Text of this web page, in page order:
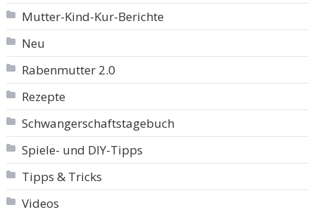
Mutter-Kind-Kur-Berichte
Neu
Rabenmutter 2.0
Rezepte
Schwangerschaftstagebuch
Spiele- und DIY-Tipps
Tipps & Tricks
Videos